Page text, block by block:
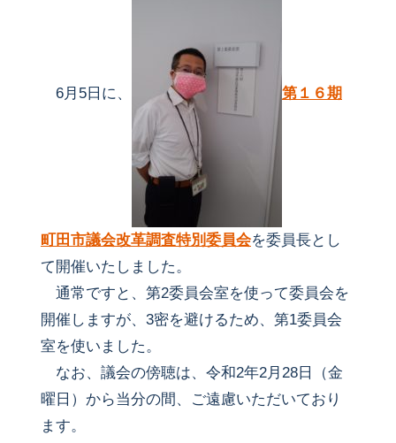
6月5日に、 第１６期
町田市議会改革調査特別委員会を委員長とし
て開催いたしました。
通常ですと、第2委員会室を使って委員会を
開催しますが、3密を避けるため、第1委員会
室を使いました。
なお、議会の傍聴は、令和2年2月28日（金
曜日）から当分の間、ご遠慮いただいており
ます。